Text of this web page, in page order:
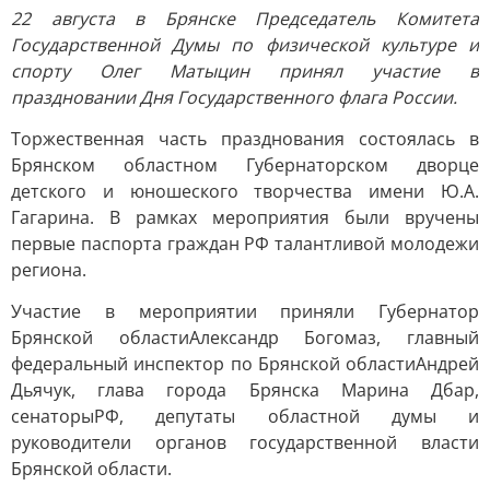
22 августа в Брянске Председатель Комитета
Государственной Думы по физической культуре и
спорту Олег Матыцин принял участие в
праздновании Дня Государственного флага России.
Торжественная часть празднования состоялась в
Брянском областном Губернаторском дворце
детского и юношеского творчества имени Ю.А.
Гагарина. В рамках мероприятия были вручены
первые паспорта граждан РФ талантливой молодежи
региона.
Участие в мероприятии приняли Губернатор
Брянской областиАлександр Богомаз, главный
федеральный инспектор по Брянской областиАндрей
Дьячук, глава города Брянска Марина Дбар,
сенаторыРФ, депутаты областной думы и
руководители органов государственной власти
Брянской области.